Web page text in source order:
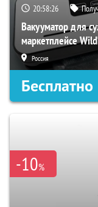
20:58:25
Вакууматор для
маркетплейсе
Россия
Бесплатно
-10%